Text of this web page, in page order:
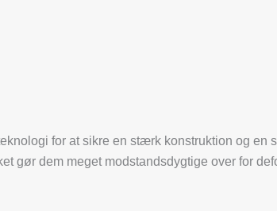
for at sikre en stærk konstruktion og en
gør dem meget modstandsdygtige over for